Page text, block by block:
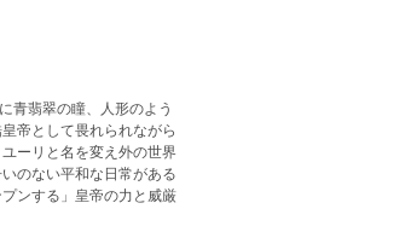
帝として畏れられながら
ーリと名を変え外の世界
のない平和な日常がある
ンする」皇帝の力と威厳